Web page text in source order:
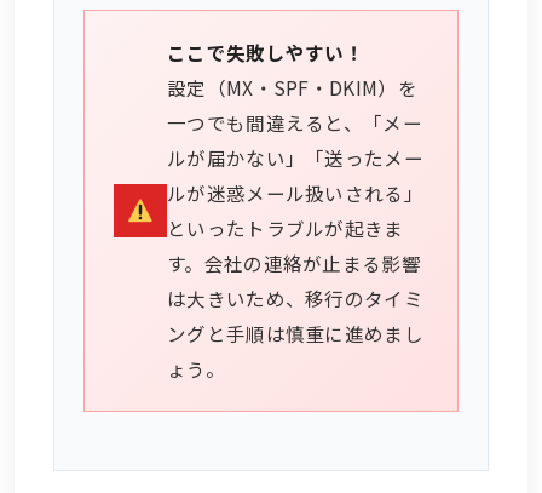
ここで失敗しやすい！
設定（MX・SPF・DKIM）を
一つでも間違えると、「メー
ルが届かない」「送ったメー
ルが迷惑メール扱いされる」
といったトラブルが起きま
す。会社の連絡が止まる影響
は大きいため、移行のタイミ
ングと手順は慎重に進めまし
ょう。